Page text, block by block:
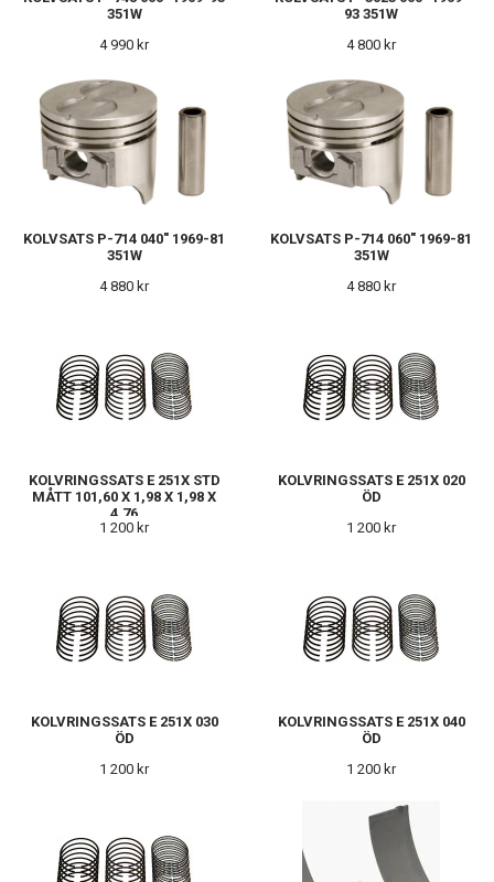
351W
4 990 kr
93 351W
4 800 kr
KOLVSATS P-714 040" 1969-81
351W
4 880 kr
KOLVSATS P-714 060" 1969-81
351W
4 880 kr
KOLVRINGSSATS E 251X STD
MÅTT 101,60 X 1,98 X 1,98 X
4,76
1 200 kr
KOLVRINGSSATS E 251X 020
ÖD
1 200 kr
KOLVRINGSSATS E 251X 030
ÖD
1 200 kr
KOLVRINGSSATS E 251X 040
ÖD
1 200 kr